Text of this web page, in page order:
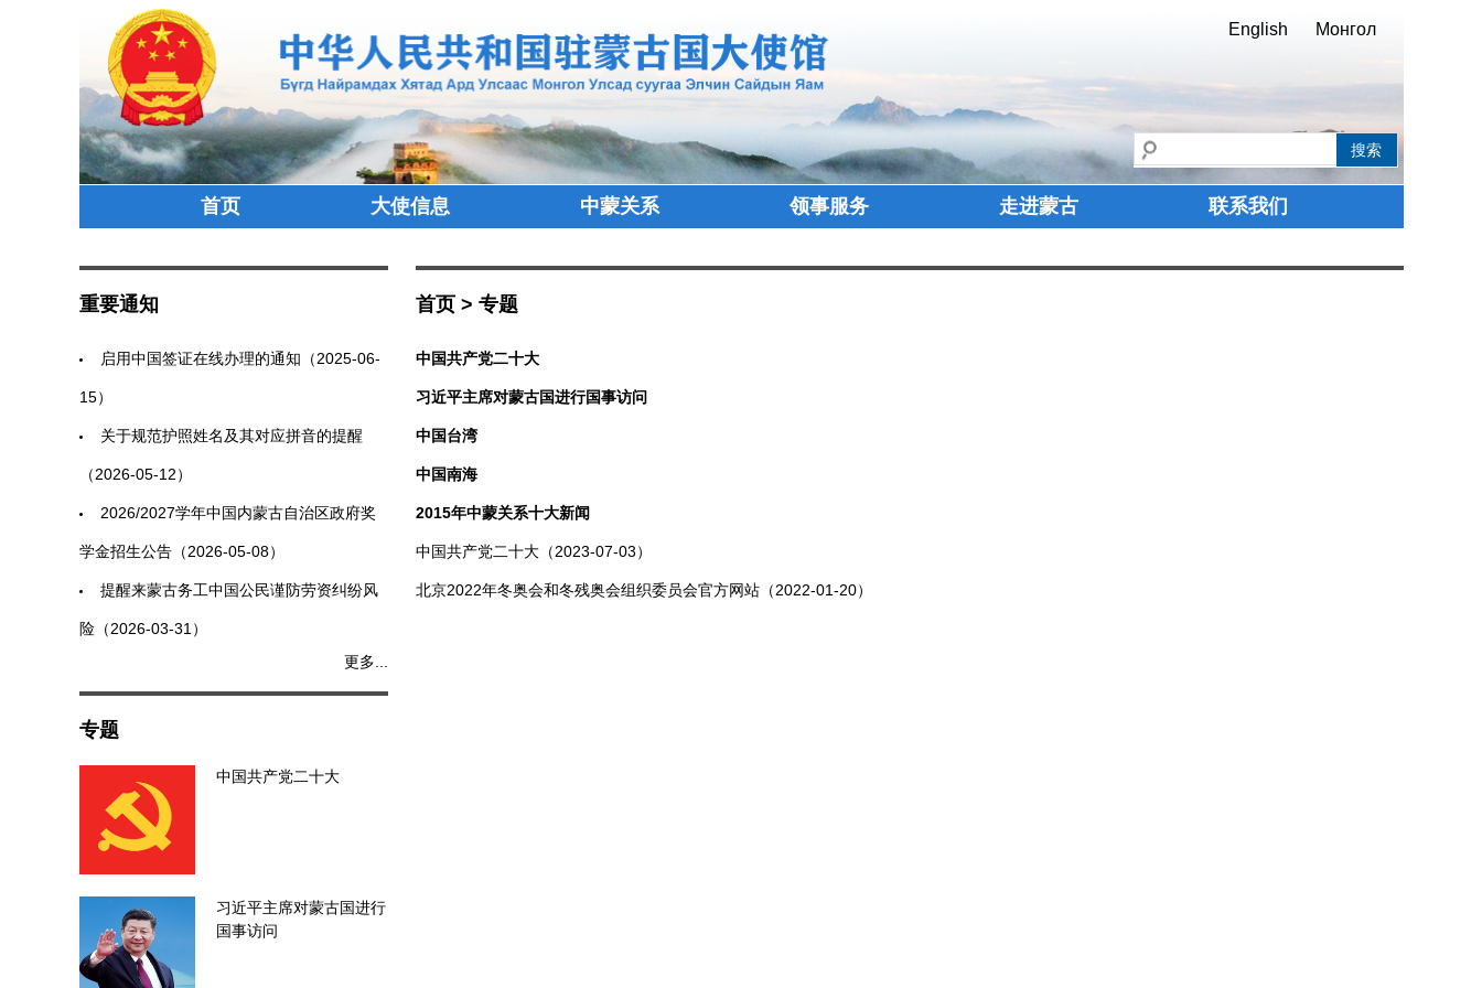
English Монгол
首页 大使信息 中蒙关系 领事服务 走进蒙古 联系我们
重要通知
启用中国签证在线办理的通知（2025-06-
15）
关于规范护照姓名及其对应拼音的提醒
（2026-05-12）
2026/2027学年中国内蒙古自治区政府奖
学金招生公告（2026-05-08）
提醒来蒙古务工中国公民谨防劳资纠纷风
险（2026-03-31）
更多...
专题
中国共产党二十大
习近平主席对蒙古国进行
国事访问
首页> 专题
中国共产党二十大
习近平主席对蒙古国进行国事访问
中国台湾
中国南海
2015年中蒙关系十大新闻
中国共产党二十大（2023-07-03）
北京2022年冬奥会和冬残奥会组织委员会官方网站（2022-01-20）